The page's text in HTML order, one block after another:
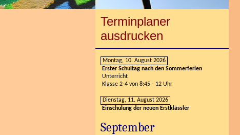
Terminplaner
ausdrucken
Montag, 10. August 2026
Erster Schultag nach den Sommerferien
Unterricht
Klasse 2-4 von 8:45 - 12 Uhr
Dienstag, 11. August 2026
Einschulung der neuen Erstklässler
September